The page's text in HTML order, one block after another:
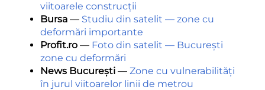
viitoarele construcții
Bursa — Studiu din satelit — zone cu
deformări importante
Profit.ro — Foto din satelit — București
zone cu deformări
News București — Zone cu vulnerabilități
în jurul viitoarelor linii de metrou